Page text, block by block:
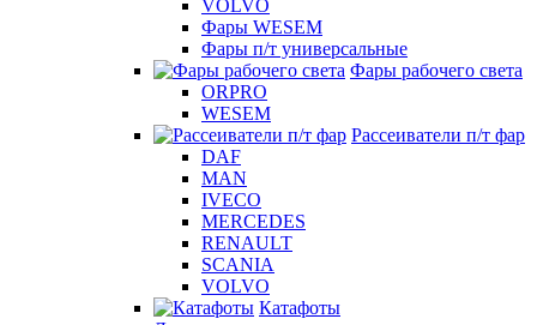
VOLVO
Фары WESEM
Фары п/т универсальные
Фары рабочего света
ORPRO
WESEM
Рассеиватели п/т фар
DAF
MAN
IVECO
MERCEDES
RENAULT
SCANIA
VOLVO
Катафоты